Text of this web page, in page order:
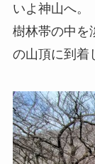
いよ神山へ。
樹林帯の中を
の山頂に到着